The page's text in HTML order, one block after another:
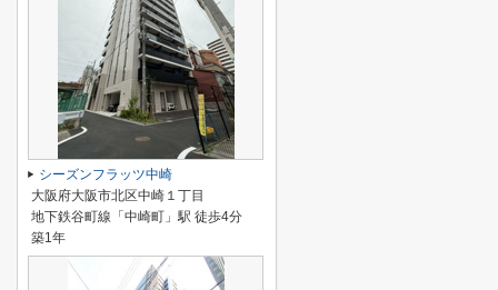
シーズンフラッツ中崎
大阪府大阪市北区中崎１丁目
地下鉄谷町線「中崎町」駅 徒歩4分
築1年